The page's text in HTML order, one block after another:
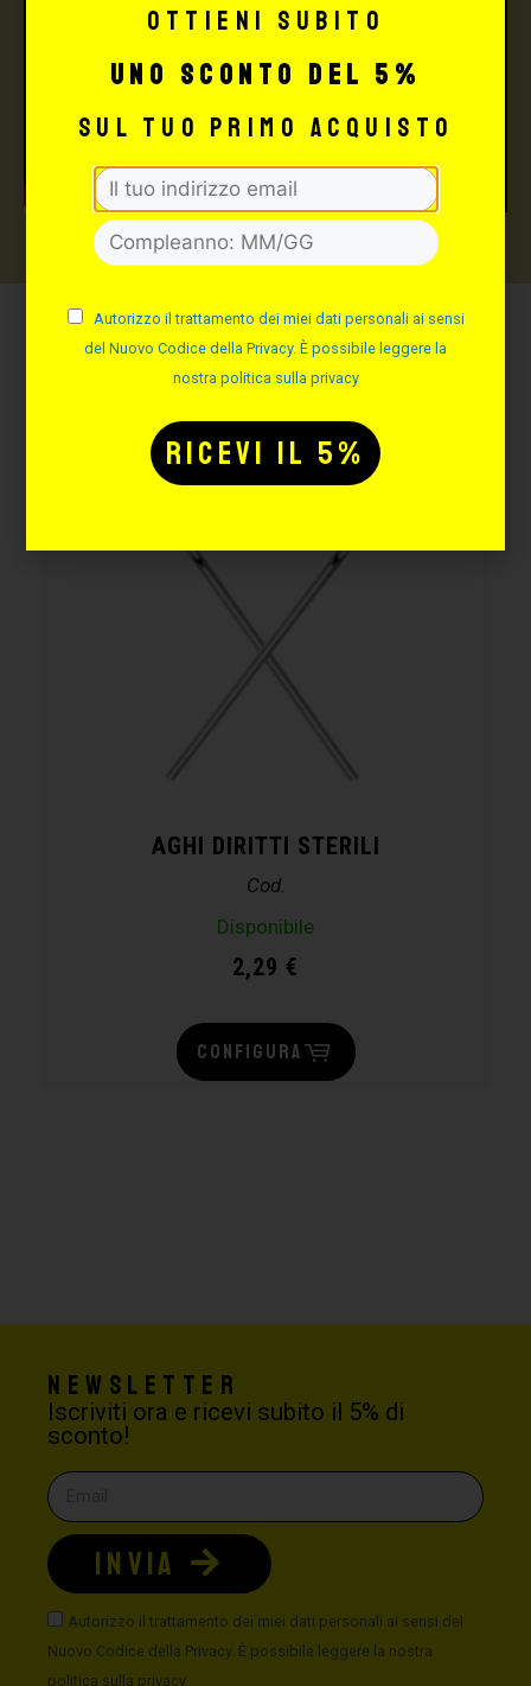
Potrebbe interessarti
anche:
AGHI DIRITTI STERILI
Cod.
Disponibile
2,29 €
CONFIGURA
Newsletter
Iscriviti ora e ricevi subito il 5% di
sconto!
Autorizzo il trattamento dei miei dati personali ai sensi del
Nuovo Codice della Privacy. È possibile leggere la nostra
politica sulla privacy
INVIA
Ottieni subito
uno sconto del 5%
sul tuo primo acquisto
Autorizzo il trattamento dei miei dati personali ai sensi
del Nuovo Codice della Privacy. È possibile leggere la
nostra politica sulla privacy